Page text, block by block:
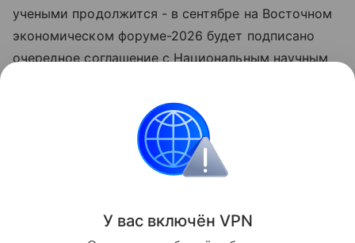
учеными продолжится - в сентябре на Восточном
экономическом форуме-2026 будет подписано
очередное соглашение с Национальным научным
направленное на всестороннюю поддержку
Поделиться
У вас включён VPN